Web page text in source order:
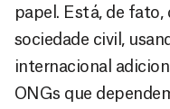
papel. Está, de
sociedade civil,
internacional
ONGs que